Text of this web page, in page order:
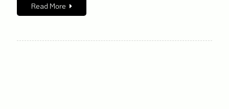
Read More